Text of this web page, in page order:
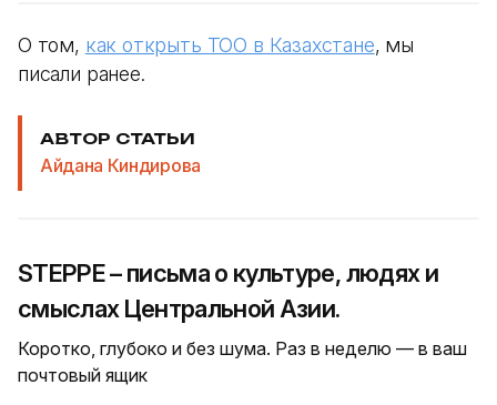
О том, как открыть ТОО в Казахстане, мы
писали ранее.
АВТОР СТАТЬИ
Айдана Киндирова
STEPPE – письма о культуре, людях и
смыслах Центральной Азии.
Коротко, глубоко и без шума. Раз в неделю — в ваш
почтовый ящик